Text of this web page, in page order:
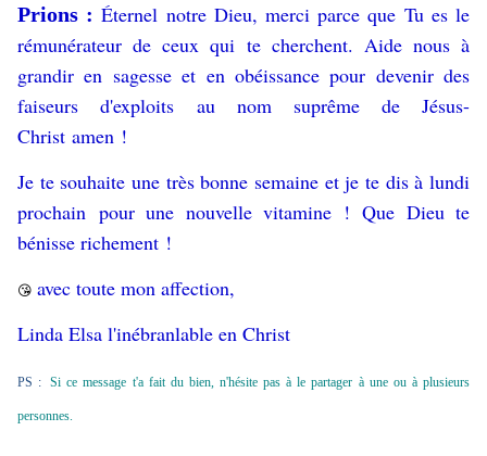
Prions :Éternel notre Dieu, merci parce que Tu es le
rémunérateur de ceux qui te cherchent. Aide nous à
grandir en sagesse et en obéissance pour devenir des
faiseurs d'exploits au nom suprême de Jésus-
Christ amen !
Je te souhaite une très bonne semaine et je te dis à lundi
prochain pour une nouvelle vitamine ! Que Dieu te
bénisse richement !
😘 avec toute mon affection,
Linda Elsa l'inébranlable en Christ
PS : Si ce message t'a fait du bien, n'hésite pas à le partager à une ou à plusieurs
personnes.